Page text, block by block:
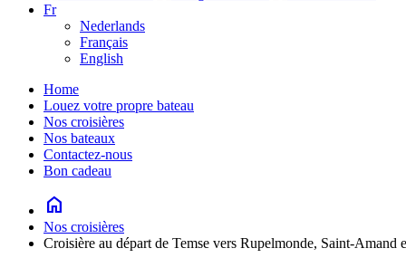
Fr
Nederlands
Français
English
Home
Louez votre propre bateau
Nos croisières
Nos bateaux
Contactez-nous
Bon cadeau
home
Nos croisières
Croisière au départ de Temse vers Rupelmonde, Saint-Amand